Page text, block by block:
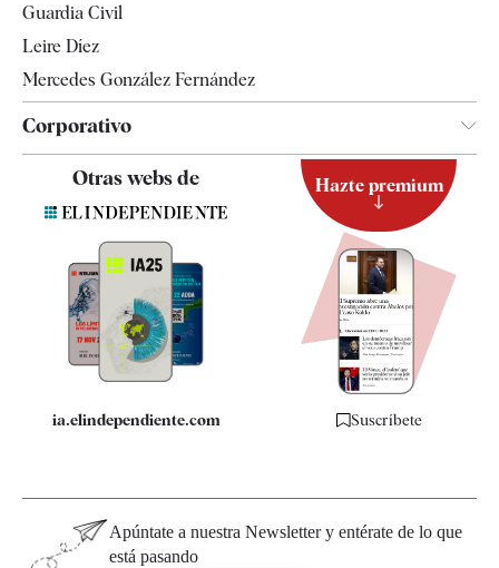
Guardia Civil
Leire Díez
Mercedes González Fernández
Corporativo
Contacto
Quiénes somos
Especificaciones
Otras webs de
ia.elindependiente.com
Hazte premium
Suscríbete
Apúntate a nuestra Newsletter y entérate de lo que
está pasando